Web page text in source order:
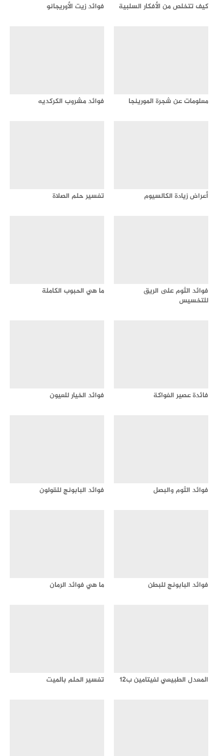
كيف تتخلص من الأفكار السلبية فوائد زيت الأوريجانو
معلومات عن شجرة المورينجا فوائد مشروب الكركديه
أعراض زيادة الكالسيوم تفسير حلم الصلاة
فوائد الثوم على الريق
للتخسيس
ما هي الحبوب الكاملة
فائدة عصير الفواكة فوائد الخيار للعيون
فوائد الثوم والبصل فوائد البابونج للقولون
فوائد البابونج للبطن ما هي فوائد الرمان
المعدل الطبيعي لفيتامين ب12 تفسير الحلم بالميت